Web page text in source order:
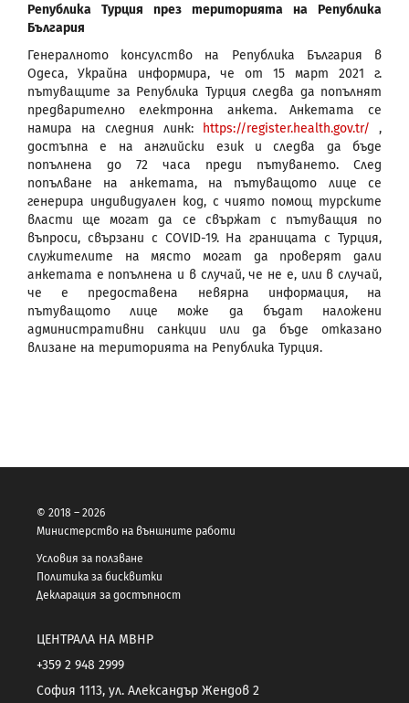
Република Турция през територията на Република
България
Генералното консулство на Република България в
Одеса, Украйна информира, че от 15 март 2021 г.
пътуващите за Република Турция следва да попълнят
предварително електронна анкета. Анкетата се
намира на следния линк:
https://register.health.gov.tr/ ,
достъпна е на английски език и следва да бъде
попълнена до 72 часа преди пътуването. След
попълване на анкетата, на пътуващото лице се
генерира индивидуален код, с чиято помощ турските
власти ще могат да се свържат с пътуващия по
въпроси, свързани с COVID-19. На границата с Турция,
служителите на място могат да проверят дали
анкетата е попълнена и в случай, че не е, или в случай,
че е предоставена невярна информация, на
пътуващото лице може да бъдат наложени
административни санкции или да бъде отказано
влизане на територията на Република Турция.
© 2018 – 2026
Министерство на външните работи
Условия за ползване
Политика за бисквитки
Декларация за достъпност
ЦЕНТРАЛА НА МВНР
+359 2 948 2999
София 1113, ул. Александър Жендов 2